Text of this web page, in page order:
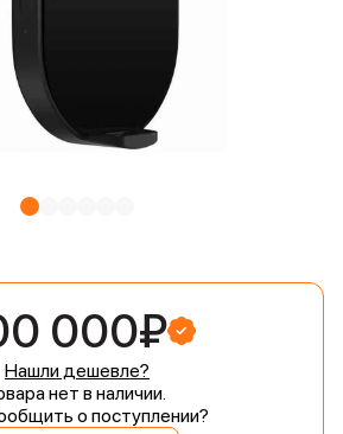
000₽
Нашли дешевле?
нет в наличии.
о поступлении?